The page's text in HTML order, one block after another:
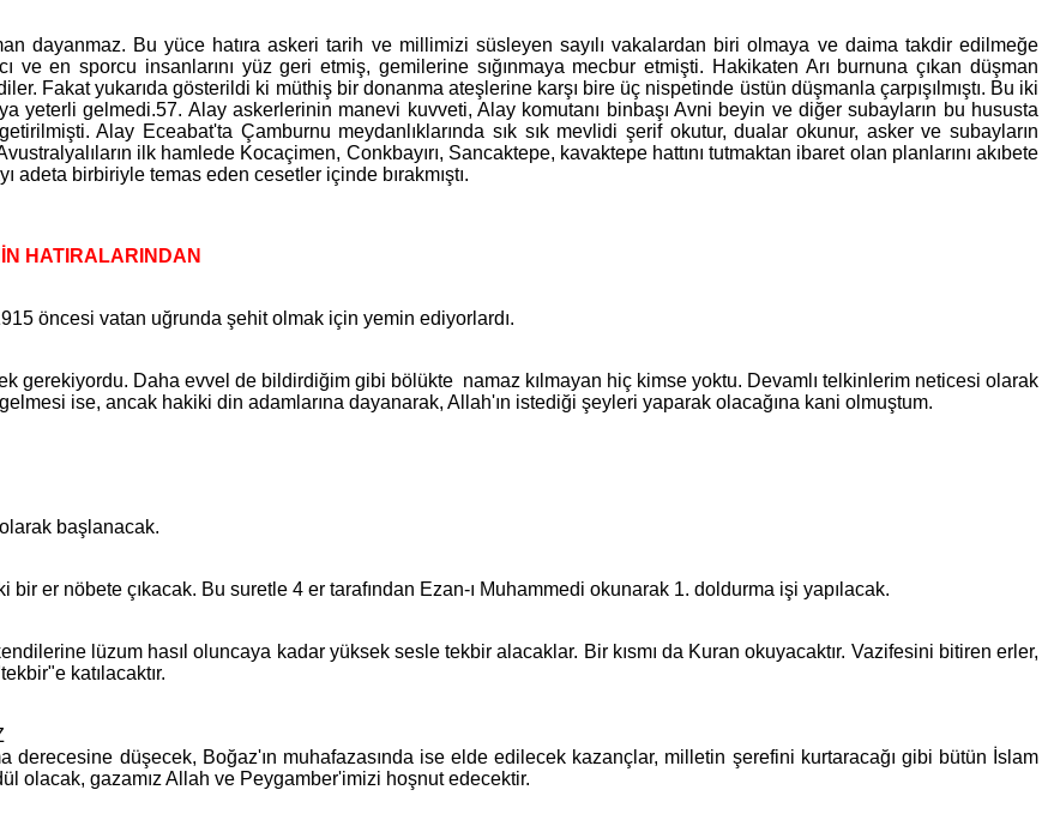
Bu yüce hatıra askeri tarih ve millimizi süsleyen sayılı vakalardan biri olmaya ve daima takdir edilmeğe
en sporcu insanlarını yüz geri etmiş, gemilerine sığınmaya mecbur etmişti. Hakikaten Arı burnuna çıkan düşman
Fakat yukarıda gösterildi ki müthiş bir donanma ateşlerine karşı bire üç nispetinde üstün düşmanla çarpışılmıştı. Bu iki
yeterli gelmedi.57. Alay askerlerinin manevi kuvveti, Alay komutanı binbaşı Avni beyin ve diğer subayların bu hususta
Alay Eceabat'ta Çamburnu meydanlıklarında sık sık mevlidi şerif okutur, dualar okunur, asker ve subayların
ilk hamlede Kocaçimen, Conkbayırı, Sancaktepe, kavaktepe hattını tutmaktan ibaret olan planlarını akıbete
adeta birbiriyle temas eden cesetler içinde bırakmıştı.
HATIRALARINDAN
öncesi vatan uğrunda şehit olmak için yemin ediyorlardı.
Daha evvel de bildirdiğim gibi bölükte namaz kılmayan hiç kimse yoktu. Devamlı telkinlerim neticesi olarak
ise, ancak hakiki din adamlarına dayanarak, Allah'ın istediği şeyleri yaparak olacağına kani olmuştum.
başlanacak.
er nöbete çıkacak. Bu suretle 4 er tarafından Ezan-ı Muhammedi okunarak 1. doldurma işi yapılacak.
lüzum hasıl oluncaya kadar yüksek sesle tekbir alacaklar. Bir kısmı da Kuran okuyacaktır. Vazifesini bitiren erler,
katılacaktır.
düşecek, Boğaz'ın muhafazasında ise elde edilecek kazançlar, milletin şerefini kurtaracağı gibi bütün İslam
olacak, gazamız Allah ve Peygamber'imizi hoşnut edecektir.